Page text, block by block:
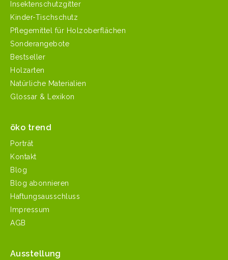
Insektenschutzgitter
Kinder-Tischschutz
Pflegemittel für Holzoberflächen
Sonderangebote
Bestseller
Holzarten
Natürliche Materialien
Glossar & Lexikon
öko trend
Porträt
Kontakt
Blog
Blog abonnieren
Haftungsausschluss
Impressum
AGB
Ausstellung